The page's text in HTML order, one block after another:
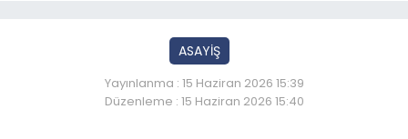
ASAYİŞ
Yayınlanma : 15 Haziran 2026 15:39
Düzenleme : 15 Haziran 2026 15:40